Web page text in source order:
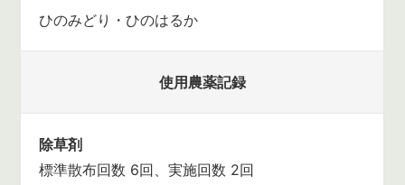
ひのみどり・ひのはるか
使用農薬記録
除草剤
標準散布回数 6回、実施回数 2回